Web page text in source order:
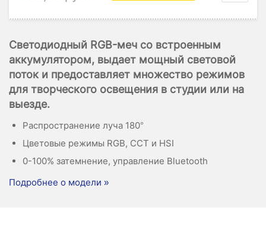
Cветодиодный RGB-меч со встроенным
аккумулятором, выдает мощный световой
поток и предоставляет множество режимов
для творческого освещения в студии или на
выезде.
Распространение луча 180°
Цветовые режимы RGB, CCT и HSI
0-100% затемнение, управление Bluetooth
Подробнее о модели »